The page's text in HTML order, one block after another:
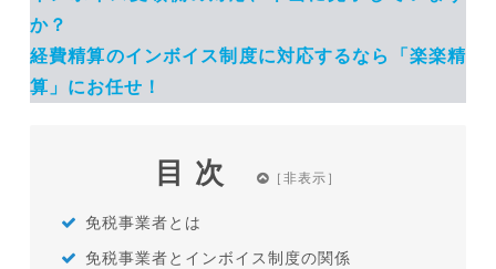
か？
経費精算のインボイス制度に対応するなら「楽楽精
算」にお任せ！
目次
免税事業者とは
免税事業者とインボイス制度の関係